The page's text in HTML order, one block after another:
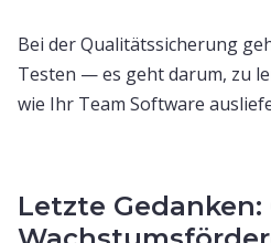
Bei der Qualitätssicherung
Testen — es geht darum, zu
wie Ihr Team Software
Letzte Gedanken: